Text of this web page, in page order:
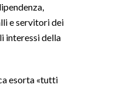
e servitori dei
interessi della
esorta «tutti